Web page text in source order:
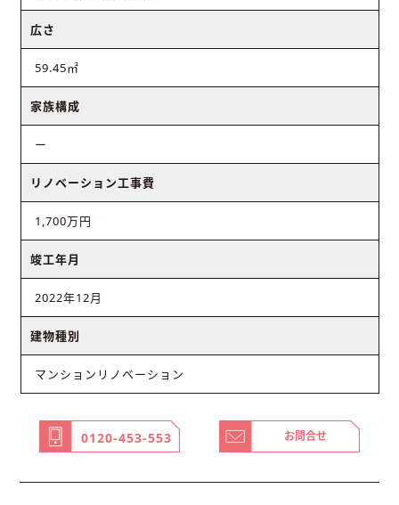
広さ
59.45㎡
家族構成
ー
リノベーション工事費
1,700万円
竣工年月
2022年12月
建物種別
マンションリノベーション
0120-453-553 お問合せ